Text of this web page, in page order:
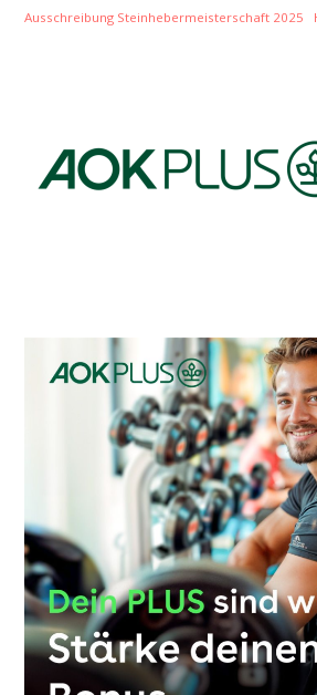
Ausschreibung Steinhebermeisterschaft 2025